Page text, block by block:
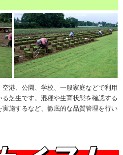
港、公園、学校、一般家庭などで利用
芝生です。混種や生育状態を確認する
施するなど、徹底的な品質管理を行い